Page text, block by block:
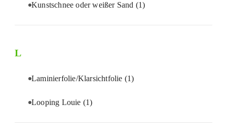
Kunstschnee oder weißer Sand (1)
L
Laminierfolie/Klarsichtfolie (1)
Looping Louie (1)